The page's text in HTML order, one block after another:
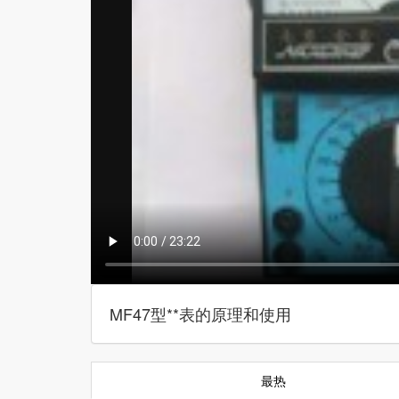
MF47型**表的原理和使用
最热